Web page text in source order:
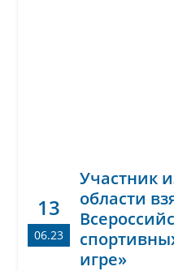
13
06.23
Участник
области
игре»